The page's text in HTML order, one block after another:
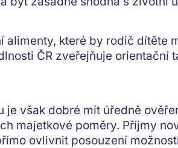
alimenty, které by rodič dítěte
ČR zveřejňuje orientační
však dobré mít úředně
majetkové poměry. Příjmy
ovlivnit posouzení